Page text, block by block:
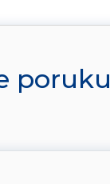
poruku